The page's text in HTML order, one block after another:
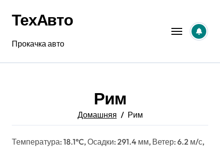
содержанию
ТехАвто
Прокачка авто
Рим
Домашняя Рим
Температура: 18.1°C, Осадки: 291.4 мм, Ветер: 6.2 м/с,